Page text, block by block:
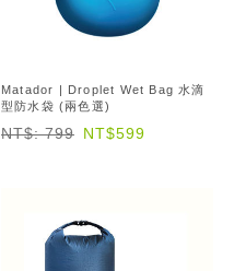
Matador | Droplet Wet Bag 水滴
型防水袋 (兩色選)
NT$: 799 NT$599